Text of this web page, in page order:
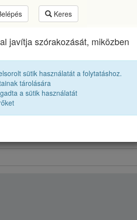
Keres
egykori diákjai 2021 12B
D. Éva
|
javítja szórakozását, miközben
sütik használatát a folytatáshoz.
tárolására
a sütik használatát